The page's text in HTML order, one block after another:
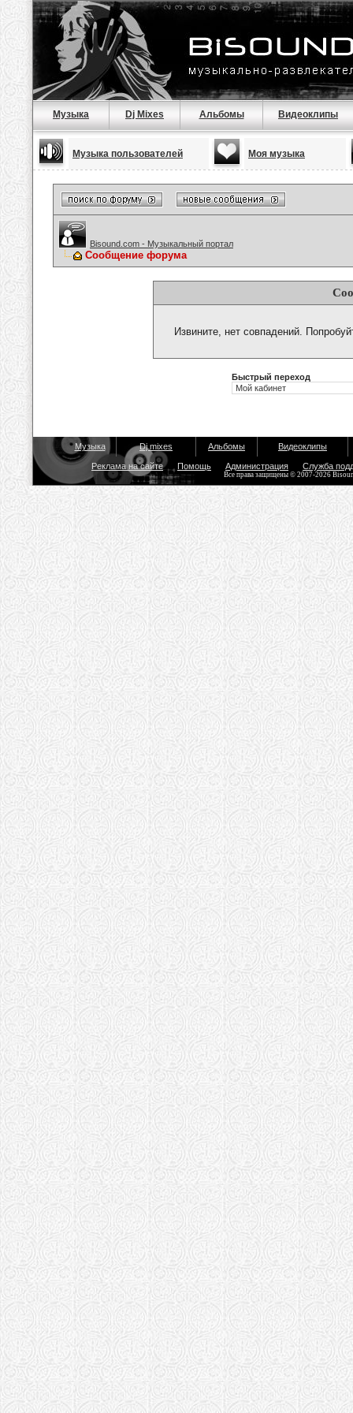
Музыка Dj Mixes Альбомы Видеоклипы
Музыка пользователей Моя музыка
Bisound.com - Музыкальный портал
Сообщение форума
Извините, нет совпадений.
Быстрый переход
Музыка Dj mixes Альбомы Видеоклипы
Реклама на сайте Помощь Администрация Служба
Все права защищены © 2007-2026